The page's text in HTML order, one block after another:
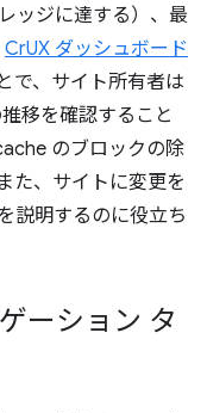
ッジに達する）、最
CrUX ダッシュボード
で、サイト所有者は
移を確認すること
のブロックの除
た、サイトに変更を
説明するのに役立ち
ーション タ